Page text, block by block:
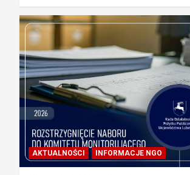
AKTUALNOŚCI INFORMACJE NGO